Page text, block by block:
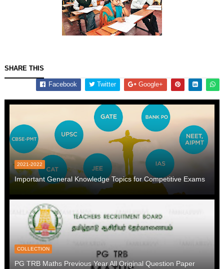
SHARE THIS
Facebook Twitter Google+
2021-2022
Important General Knowledge Topics for Competitive Exams
COLLECTION
PG TRB Maths Previous Year All Original Question Paper